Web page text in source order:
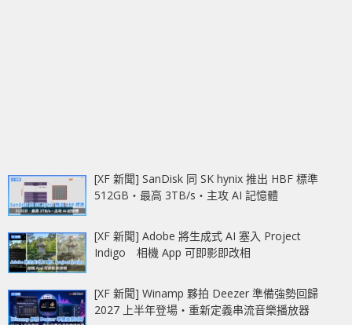
[XF 新聞] SanDisk 同 SK hynix 推出 HBF 標準
512GB‧最高 3TB/s‧主攻 AI 記憶體
[XF 新聞] Adobe 將生成式 AI 塞入 Project
Indigo 相機 App 可即影即改相
[XF 新聞] Winamp 夥拍 Deezer 準備強勢回歸
2027 上半年登場‧重新定義串流音樂播放器